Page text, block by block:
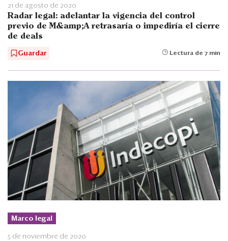
21 de agosto de 2020
Radar legal: adelantar la vigencia del control
previo de M&amp;A retrasaría o impediría el cierre
de deals
Guardar Lectura de 7 min
Marco legal
5 de noviembre de 2020